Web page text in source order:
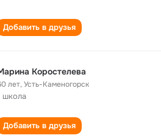
Добавить в друзья
Коростелева
лет,Усть-Каменогорск
школа
Добавить в друзья